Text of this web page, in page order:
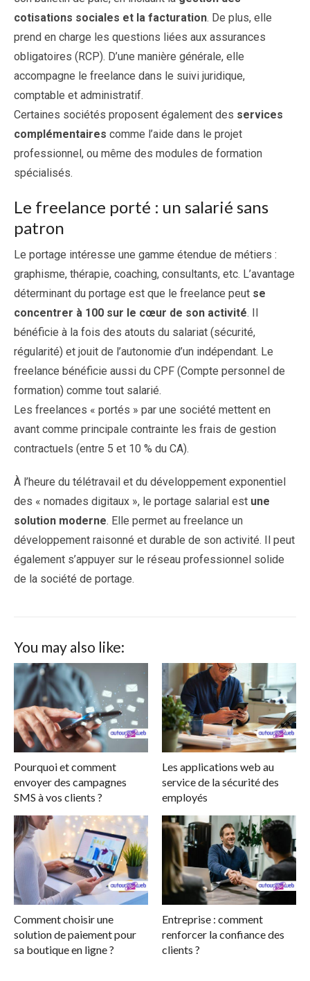
cotisations sociales et la facturation. De plus, elle
prend en charge les questions liées aux assurances
obligatoires (RCP). D’une manière générale, elle
accompagne le freelance dans le suivi juridique,
comptable et administratif.
Certaines sociétés proposent également des services
complémentaires comme l’aide dans le projet
professionnel, ou même des modules de formation
spécialisés.
Le freelance porté : un salarié sans
patron
Le portage intéresse une gamme étendue de métiers :
graphisme, thérapie, coaching, consultants, etc. L’avantage
déterminant du portage est que le freelance peut se
concentrer à 100 sur le cœur de son activité. Il
bénéficie à la fois des atouts du salariat (sécurité,
régularité) et jouit de l’autonomie d’un indépendant. Le
freelance bénéficie aussi du CPF (Compte personnel de
formation) comme tout salarié.
Les freelances « portés » par une société mettent en
avant comme principale contrainte les frais de gestion
contractuels (entre 5 et 10 % du CA).
À l’heure du télétravail et du développement exponentiel
des « nomades digitaux », le portage salarial est une
solution moderne. Elle permet au freelance un
développement raisonné et durable de son activité. Il peut
également s’appuyer sur le réseau professionnel solide
de la société de portage.
You may also like:
Pourquoi et comment
envoyer des campagnes
SMS à vos clients ?
Les applications web au
service de la sécurité des
employés
Comment choisir une
solution de paiement pour
sa boutique en ligne ?
Entreprise : comment
renforcer la confiance des
clients ?